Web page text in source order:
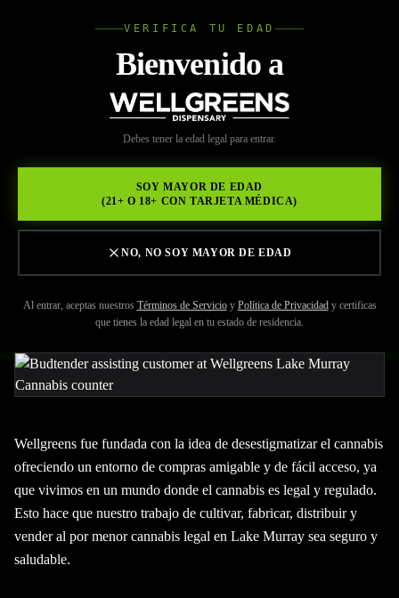
VERIFICA TU EDAD
Bienvenido a
Debes tener la edad legal para entrar.
SOY MAYOR DE EDAD
(21+ O 18+ CON TARJETA MÉDICA)
NO, NO SOY MAYOR DE EDAD
Al entrar, aceptas nuestros Términos de Servicio y Política de Privacidad y certificas
que tienes la edad legal en tu estado de residencia.
Volver a Recursos
¿BUSCAS EL
DISPENSARIO MÁS
NUEVO DE LAKE
MURRAY?
Wellgreens fue fundada con la idea de desestigmatizar el cannabis
ofreciendo un entorno de compras amigable y de fácil acceso, ya
que vivimos en un mundo donde el cannabis es legal y regulado.
Esto hace que nuestro trabajo de cultivar, fabricar, distribuir y
vender al por menor cannabis legal en Lake Murray sea seguro y
saludable.